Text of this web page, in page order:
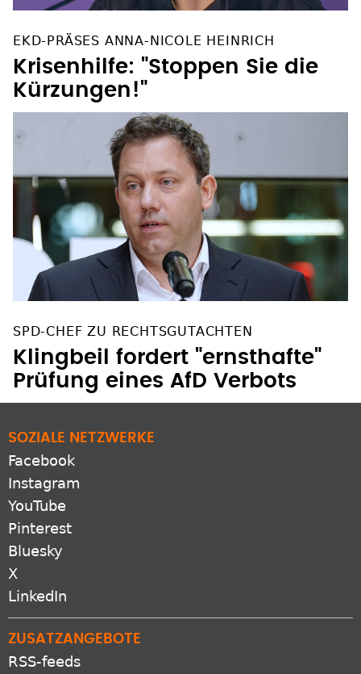
EKD-PRÄSES ANNA-NICOLE HEINRICH
Krisenhilfe: "Stoppen Sie die
Kürzungen!"
SPD-CHEF ZU RECHTSGUTACHTEN
Klingbeil fordert "ernsthafte"
Prüfung eines AfD Verbots
SOZIALE NETZWERKE
Facebook
Instagram
YouTube
Pinterest
Bluesky
X
LinkedIn
ZUSATZANGEBOTE
RSS-feeds